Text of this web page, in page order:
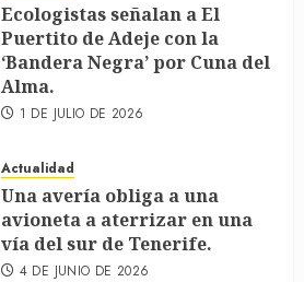
Ecologistas señalan a El
Puertito de Adeje con la
‘Bandera Negra’ por Cuna del
Alma.
1 DE JULIO DE 2026
Actualidad
Una avería obliga a una
avioneta a aterrizar en una
vía del sur de Tenerife.
4 DE JUNIO DE 2026